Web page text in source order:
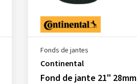
Fonds de jantes
Continental
Fond de jante 21" 28mm